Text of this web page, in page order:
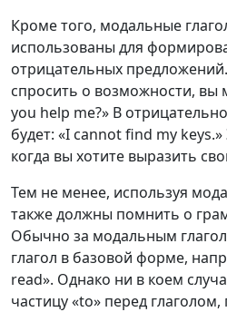
Кроме того, модальные
использованы для
отрицательных
спросить о возможности, вы
you help me?» В
будет: «I cannot find my
когда вы хотите выразить
Тем не менее, используя
также должны помнить о
Обычно за модальным
глагол в базовой форме,
read». Однако ни в коем
частицу «to» перед